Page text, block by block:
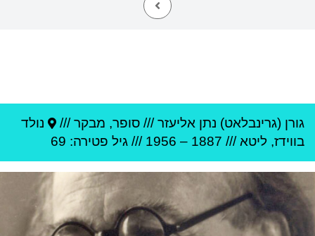
גורן (גרינבלאט) נתן אליעזר/// סופר, מבקר ///
נולד
בווידז, ליטא ///
1887
–
1956 /// גיל פטירה: 69